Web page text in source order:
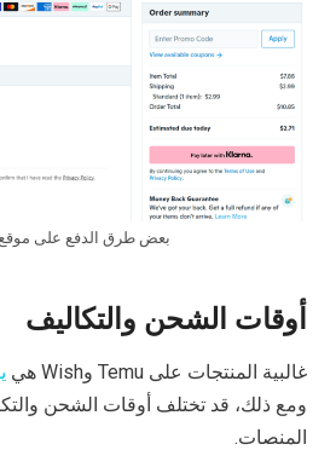
بعض طرق الدفع على موقع Wish
أوقات الشحن والتكاليف
غالبية المنتجات على Temu وWish هي
ومع ذلك، قد تختلف أوقات الشحن
المنصات.